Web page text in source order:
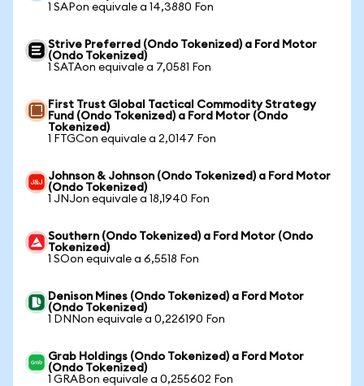
1 SAPon equivale a 14,3880 Fon
Strive Preferred (Ondo Tokenized) a Ford Motor
(Ondo Tokenized)
1 SATAon equivale a 7,0581 Fon
First Trust Global Tactical Commodity Strategy
Fund (Ondo Tokenized) a Ford Motor (Ondo
Tokenized)
1 FTGCon equivale a 2,0147 Fon
Johnson & Johnson (Ondo Tokenized) a Ford Motor
(Ondo Tokenized)
1 JNJon equivale a 18,1940 Fon
Southern (Ondo Tokenized) a Ford Motor (Ondo
Tokenized)
1 SOon equivale a 6,5518 Fon
Denison Mines (Ondo Tokenized) a Ford Motor
(Ondo Tokenized)
1 DNNon equivale a 0,226190 Fon
Grab Holdings (Ondo Tokenized) a Ford Motor
(Ondo Tokenized)
1 GRABon equivale a 0,255602 Fon